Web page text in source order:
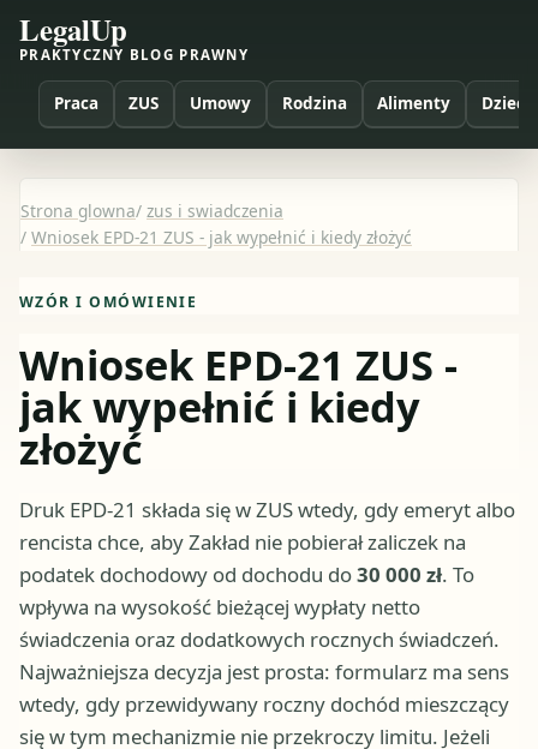
LegalUp
PRAKTYCZNY BLOG PRAWNY
Praca ZUS Umowy Rodzina Alimenty Dzieci
Strona glowna/ zus i swiadczenia
/ Wniosek EPD-21 ZUS - jak wypełnić i kiedy złożyć
WZÓR I OMÓWIENIE
Wniosek EPD-21 ZUS -
jak wypełnić i kiedy
złożyć
Druk EPD-21 składa się w ZUS wtedy, gdy emeryt albo
rencista chce, aby Zakład nie pobierał zaliczek na
podatek dochodowy od dochodu do30 000 zł. To
wpływa na wysokość bieżącej wypłaty netto
świadczenia oraz dodatkowych rocznych świadczeń.
Najważniejsza decyzja jest prosta: formularz ma sens
wtedy, gdy przewidywany roczny dochód mieszczący
się w tym mechanizmie nie przekroczy limitu. Jeżeli